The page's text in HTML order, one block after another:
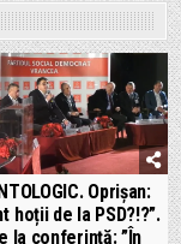
Oprișan:
hoții de la PSD?!?”.
la conferință: ”În